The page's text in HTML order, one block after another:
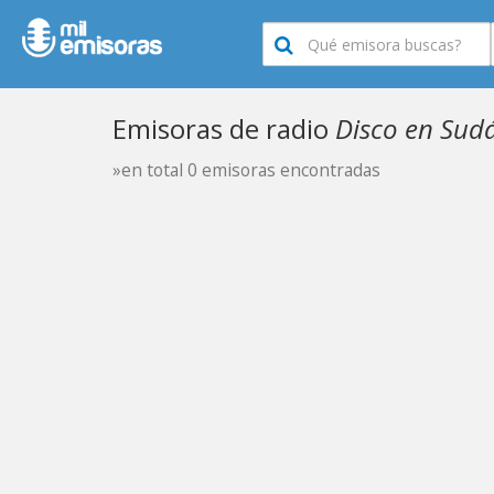
Emisoras de radio Disco en
»en total 0 emisoras encontradas